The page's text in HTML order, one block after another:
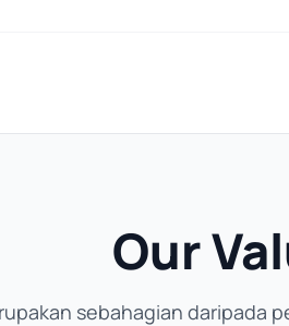
Our
sebahagian daripada